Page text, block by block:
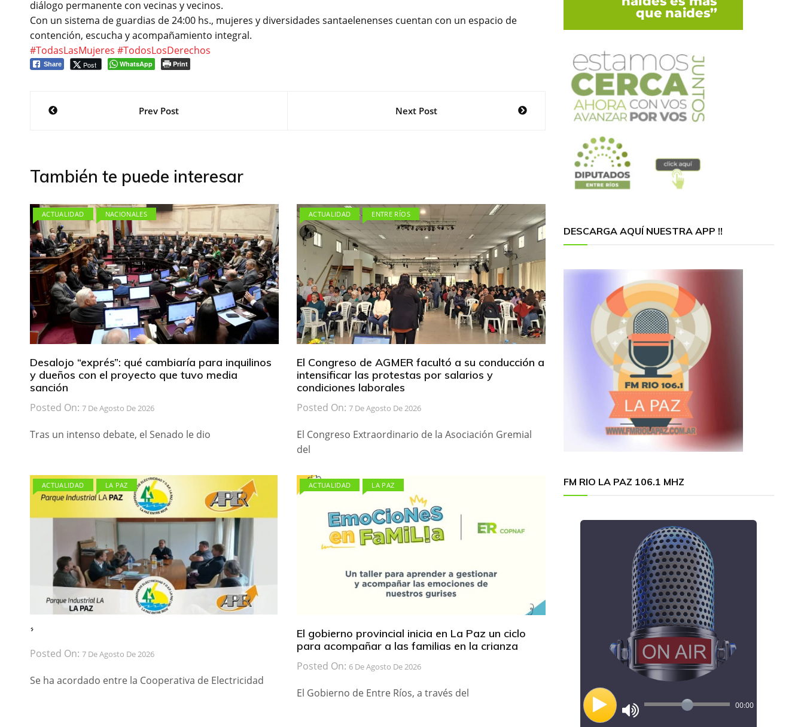
diálogo permanente con vecinas y vecinos.
Con un sistema de guardias de 24:00 hs., mujeres y diversidades santaelenenses cuentan con un espacio de
contención, escucha y acompañamiento integral.
#TodasLasMujeres #TodosLosDerechos
Share Post WhatsApp Print
NavegaciónPrev Post Next Post
También te puede interesar
ACTUALIDAD NACIONALES
Desalojo “exprés”: qué cambiaría para inquilinos
y dueños con el proyecto que tuvo media
sanción
Posted On: 7 De Agosto De 2026
Tras un intenso debate, el Senado le dio
ACTUALIDAD ENTRE RÍOS
El Congreso de AGMER facultó a su conducción a
intensificar las protestas por salarios y
condiciones laborales
Posted On: 7 De Agosto De 2026
El Congreso Extraordinario de la Asociación Gremial
del
ACTUALIDAD LA PAZ
́ ́
Posted On: 7 De Agosto De 2026
Se ha acordado entre la Cooperativa de Electricidad
ACTUALIDAD LA PAZ
El gobierno provincial inicia en La Paz un ciclo
para acompañar a las familias en la crianza
Posted On: 6 De Agosto De 2026
El Gobierno de Entre Ríos, a través del
DESCARGA AQUÍ NUESTRA APP !!
FM RIO LA PAZ 106.1 MHZ
00:00